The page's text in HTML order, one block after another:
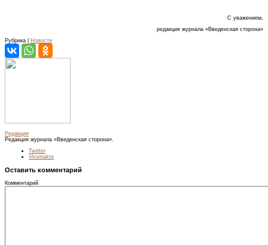
С уважением,
редакция журнала «Введенская сторона»
Рубрика | Новости
Редакция
Редакция журнала «Введенская сторона».
Twitter
Vkontakte
Оставить комментарий
Комментарий